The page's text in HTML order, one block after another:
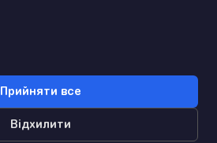
Прийняти все
Відхилити